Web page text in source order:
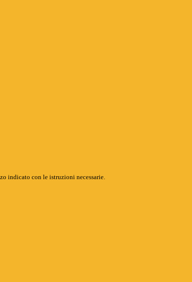
indicato con le istruzioni necessarie.